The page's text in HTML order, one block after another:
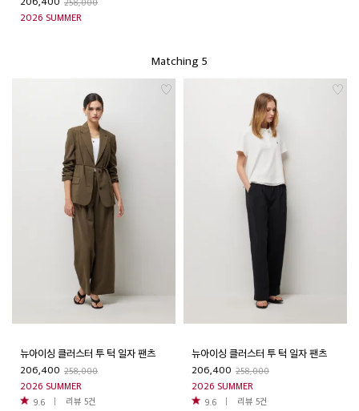
2026 SUMMER
Matching 5
뉴아이싱 클러스터 투 턱 일자 팬츠
206,400 258,000
2026 SUMMER
9.6 리뷰 5건
뉴아이싱 클러스터 투 턱 일자 팬츠
206,400 258,000
2026 SUMMER
9.6 리뷰 5건